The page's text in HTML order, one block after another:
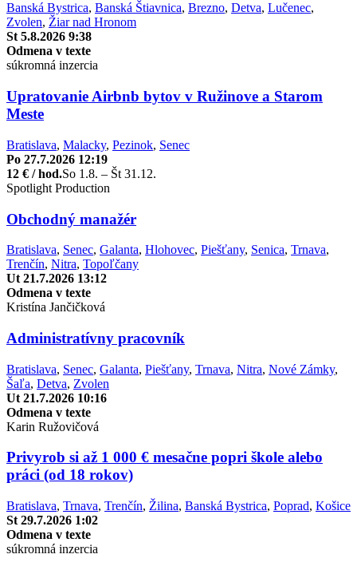
Banská Bystrica, Banská Štiavnica, Brezno, Detva, Lučenec,
Zvolen, Žiar nad Hronom
St 5.8.2026 9:38
Odmena v texte
súkromná inzercia
Upratovanie Airbnb bytov v Ružinove a Starom
Meste
Bratislava, Malacky, Pezinok, Senec
Po 27.7.2026 12:19
12 € / hod.So 1.8. – Št 31.12.
Spotlight Production
Obchodný manažér
Bratislava, Senec, Galanta, Hlohovec, Piešťany, Senica, Trnava,
Trenčín, Nitra, Topoľčany
Ut 21.7.2026 13:12
Odmena v texte
Kristína Jančičková
Administratívny pracovník
Bratislava, Senec, Galanta, Piešťany, Trnava, Nitra, Nové Zámky,
Šaľa, Detva, Zvolen
Ut 21.7.2026 10:16
Odmena v texte
Karin Ružovičová
Privyrob si až 1 000 € mesačne popri škole alebo
práci (od 18 rokov)
Bratislava, Trnava, Trenčín, Žilina, Banská Bystrica, Poprad, Košice
St 29.7.2026 1:02
Odmena v texte
súkromná inzercia